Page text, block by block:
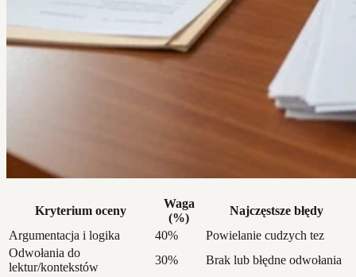
Kryterium oceny
Waga
(%)
Najczęstsze błędy
Argumentacja i logika
40%
Powielanie cudzych tez
Odwołania do
lektur/kontekstów
30% Brak lub błędne odwołania